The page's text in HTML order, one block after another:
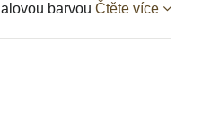
barvou Čtěte více